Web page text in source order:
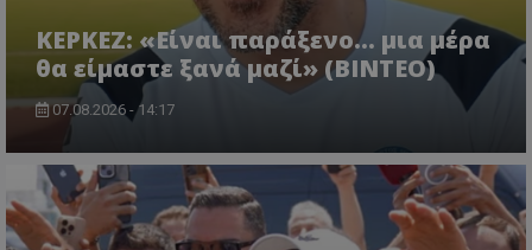
ΚΕΡΚΕΖ: «Είναι παράξενο… μια μέρα
θα είμαστε ξανά μαζί» (BINTEO)
07.08.2026 - 14:17